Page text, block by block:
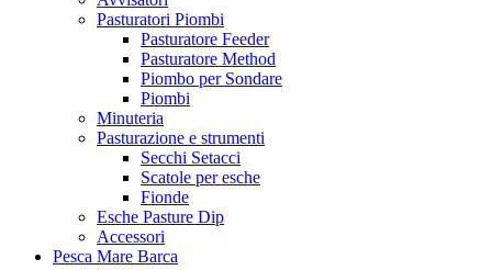
Pasturatori Piombi
Pasturatore Feeder
Pasturatore Method
Piombo per Sondare
Piombi
Minuteria
Pasturazione e strumenti
Secchi Setacci
Scatole per esche
Fionde
Esche Pasture Dip
Accessori
Pesca Mare Barca